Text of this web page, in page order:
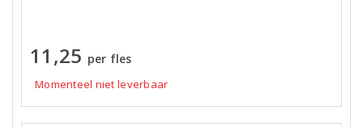
11,25 per fles
Momenteel niet leverbaar